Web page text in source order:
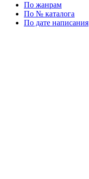
По жанрам
По № каталога
По дате написания